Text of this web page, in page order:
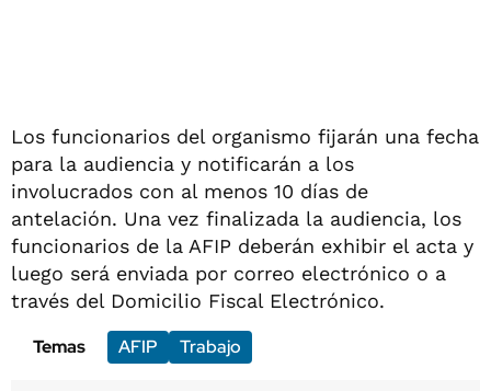
Los funcionarios del organismo fijarán una fecha
para la audiencia y notificarán a los
involucrados con al menos 10 días de
antelación. Una vez finalizada la audiencia, los
funcionarios de la AFIP deberán exhibir el acta y
luego será enviada por correo electrónico o a
través del Domicilio Fiscal Electrónico.
Temas
AFIP Trabajo